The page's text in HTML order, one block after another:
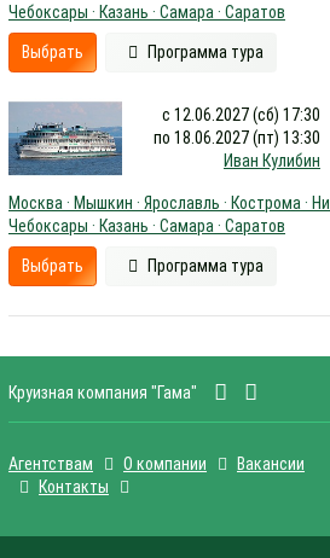
Чебоксары · Казань · Самара · Саратов
Выбрать Программа тура
с 12.06.2027 (сб) 17:30
по 18.06.2027 (пт) 13:30
Иван Кулибин
Москва · Мышкин · Ярославль · Кострома ·
Чебоксары · Казань · Самара · Саратов
Выбрать Программа тура
Круизная компания "Гама"
Агентствам О компании
Вакансии
Контакты